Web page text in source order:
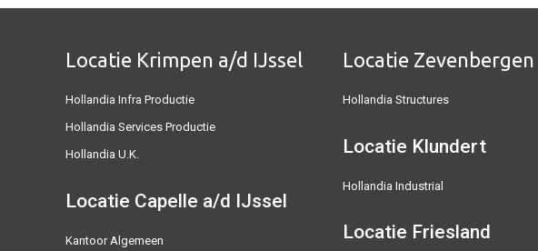
Locatie Krimpen a/d IJssel
Hollandia Infra Productie
Hollandia Services Productie
Hollandia U.K.
Locatie Capelle a/d IJssel
Kantoor Algemeen
Locatie Zevenbergen
Hollandia Structures
Locatie Klundert
Hollandia Industrial
Locatie Friesland